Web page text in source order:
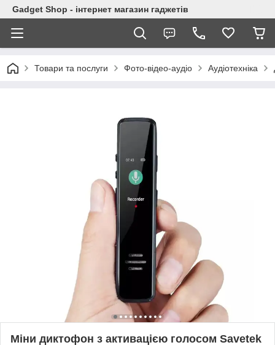
Gadget Shop - інтернет магазин гаджетів
Товари та послуги Фото-відео-аудіо Аудіотехніка
Міни диктофон з активацією голосом Savetek